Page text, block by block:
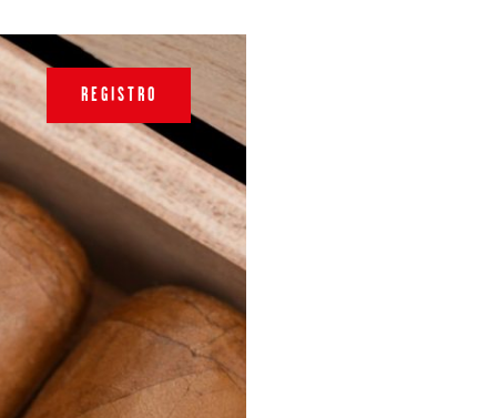
REGISTRO